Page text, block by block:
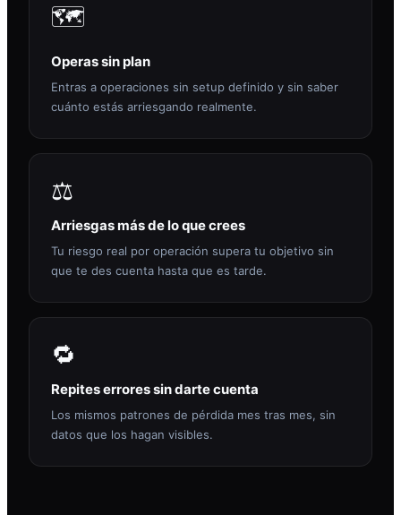
🗺️
Operas sin plan
Entras a operaciones sin setup definido y sin saber
cuánto estás arriesgando realmente.
⚖️
Arriesgas más de lo que crees
Tu riesgo real por operación supera tu objetivo sin
que te des cuenta hasta que es tarde.
🔁
Repites errores sin darte cuenta
Los mismos patrones de pérdida mes tras mes, sin
datos que los hagan visibles.